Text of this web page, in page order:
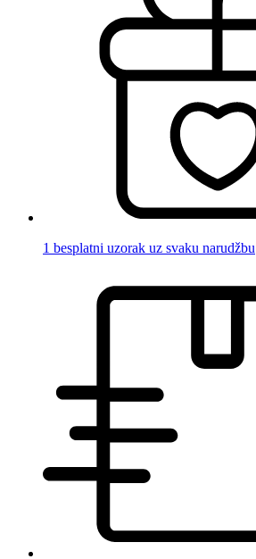
1 besplatni uzorak uz svaku narudžbu